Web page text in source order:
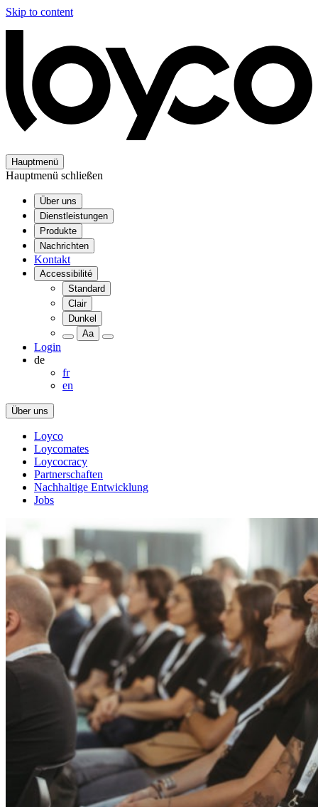
Skip to content
Hauptmenü
Hauptmenü schließen
Über uns
Dienstleistungen
Produkte
Nachrichten
Kontakt
Accessibilité
Standard
Clair
Dunkel
Aa
Login
de
fr
en
Über uns
Loyco
Loycomates
Loycocracy
Partnerschaften
Nachhaltige Entwicklung
Jobs